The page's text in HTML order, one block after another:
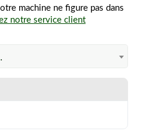
machine ne figure pas dans
notre service client